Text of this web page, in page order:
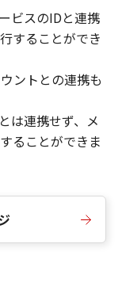
ビスのIDと連携
することができ
ントとの連携も
は連携せず、メ
ることができま